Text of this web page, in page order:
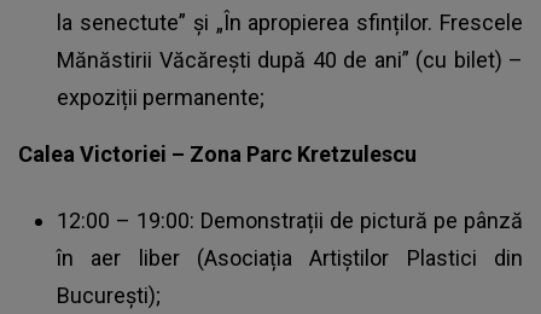
la senectute” și „În apropierea sfinților. Frescele
Mănăstirii Văcărești după 40 de ani” (cu bilet) –
expoziții permanente;
Calea Victoriei – Zona Parc Kretzulescu
12:00 – 19:00: Demonstrații de pictură pe pânză
în aer liber (Asociația Artiștilor Plastici din
București);